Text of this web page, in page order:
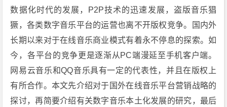
数据化时代的发展，P2P技术的迅速发展，盗版音乐猖
獗，各类数字音乐平台的运营也离不开版权竞争。国内外
长期以来对于在线音乐商业模式有着永不停息的探索。如
今，各平台的竞争更是逐渐从PC端漫延至手机客户端。
网易云音乐和QQ音乐具有一定的代表性，并且在版权上
有所合作。本文先介绍对于国外在线音乐平台营销战略的
探讨，再简要介绍有关数字音乐本土化发展的研究，最后